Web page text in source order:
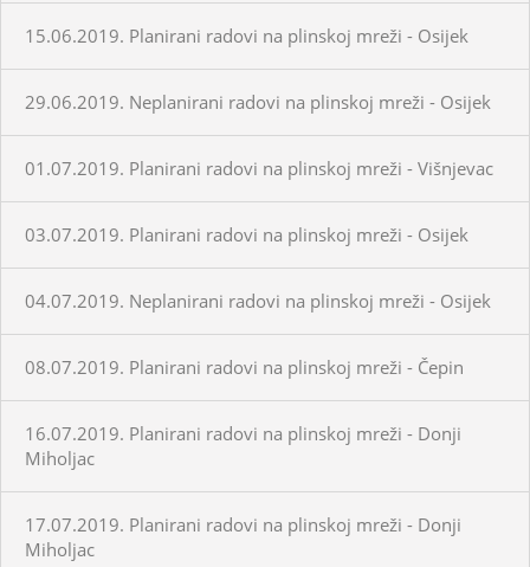
15.06.2019. Planirani radovi na plinskoj mreži - Osijek
29.06.2019. Neplanirani radovi na plinskoj mreži - Osijek
01.07.2019. Planirani radovi na plinskoj mreži - Višnjevac
03.07.2019. Planirani radovi na plinskoj mreži - Osijek
04.07.2019. Neplanirani radovi na plinskoj mreži - Osijek
08.07.2019. Planirani radovi na plinskoj mreži - Čepin
16.07.2019. Planirani radovi na plinskoj mreži - Donji
Miholjac
17.07.2019. Planirani radovi na plinskoj mreži - Donji
Miholjac